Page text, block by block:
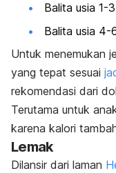
Balita usia 1-
Balita usia 4-
Untuk menemukan
yang tepat sesuai
rekomendasi dari
Terutama untuk
karena kalori
Lemak
Dilansir dari laman